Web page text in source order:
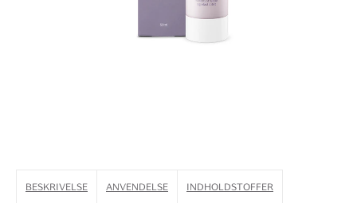
BESKRIVELSE ANVENDELSE INDHOLDSTOFFER